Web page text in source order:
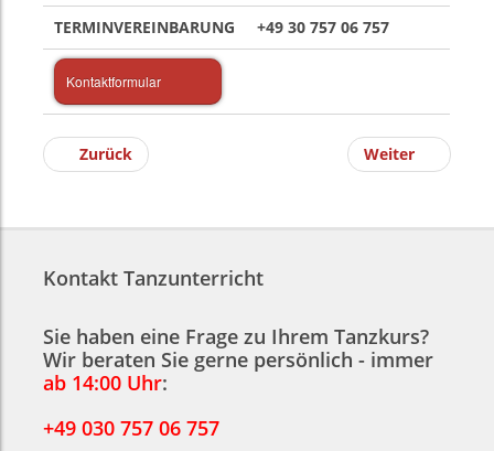
TERMINVEREINBARUNG +49 30 757 06 757
Kontaktformular
Zurück Weiter
Kontakt Tanzunterricht
Sie haben eine Frage zu Ihrem Tanzkurs?
Wir beraten Sie gerne persönlich - immer
ab 14:00 Uhr:
+49 030 757 06 757